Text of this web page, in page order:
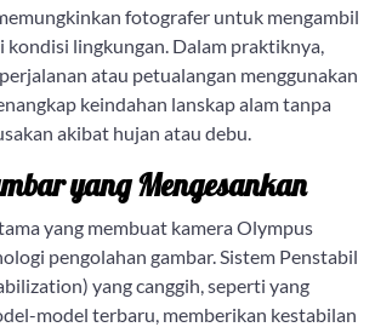
fotografer untuk mengambil
kondisi lingkungan. Dalam praktiknya,
atau petualangan menggunakan
keindahan lanskap alam tanpa
akibat hujan atau debu.
yang Mengesankan
yang membuat kamera Olympus
pengolahan gambar. Sistem Penstabil
yang canggih, seperti yang
model terbaru, memberikan kestabilan